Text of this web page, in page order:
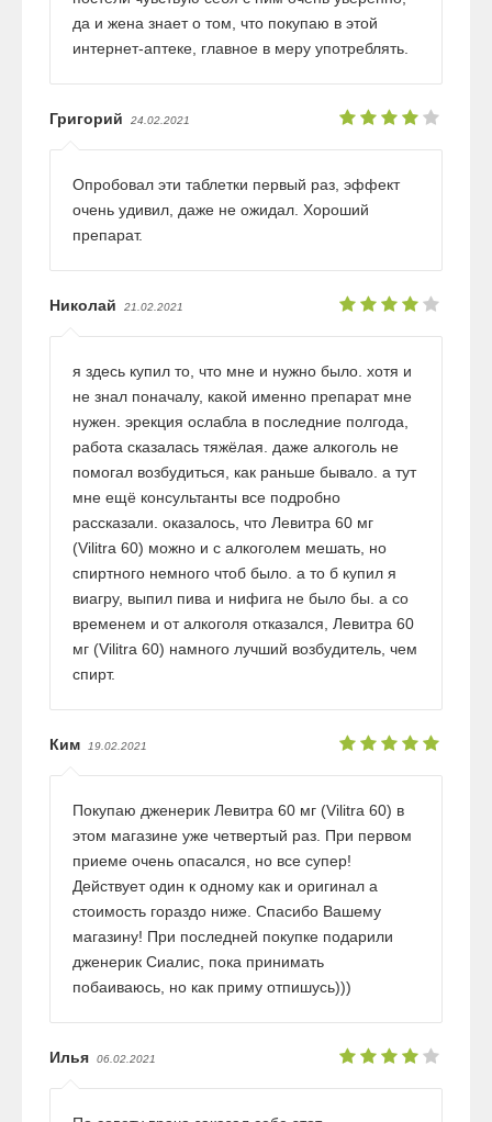
да и жена знает о том, что покупаю в этой
интернет-аптеке, главное в меру употреблять.
Григорий 24.02.2021
Опробовал эти таблетки первый раз, эффект
очень удивил, даже не ожидал. Хороший
препарат.
Николай 21.02.2021
я здесь купил то, что мне и нужно было. хотя и
не знал поначалу, какой именно препарат мне
нужен. эрекция ослабла в последние полгода,
работа сказалась тяжёлая. даже алкоголь не
помогал возбудиться, как раньше бывало. а тут
мне ещё консультанты все подробно
рассказали. оказалось, что Левитра 60 мг
(Vilitra 60) можно и с алкоголем мешать, но
спиртного немного чтоб было. а то б купил я
виагру, выпил пива и нифига не было бы. а со
временем и от алкоголя отказался, Левитра 60
мг (Vilitra 60) намного лучший возбудитель, чем
спирт.
Ким 19.02.2021
Покупаю дженерик Левитра 60 мг (Vilitra 60) в
этом магазине уже четвертый раз. При первом
приеме очень опасался, но все супер!
Действует один к одному как и оригинал а
стоимость гораздо ниже. Спасибо Вашему
магазину! При последней покупке подарили
дженерик Сиалис, пока принимать
побаиваюсь, но как приму отпишусь)))
Илья 06.02.2021